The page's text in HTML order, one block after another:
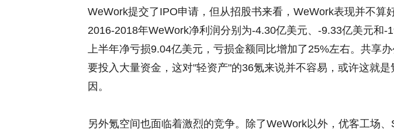
WeWork提交了IPO申请，但从招股书来看，WeWork表现并不算
2016-2018年WeWork净利润分别为-4.30亿美元、-9.33亿美元和-
上半年净亏损9.04亿美元，亏损金额同比增加了25%左右。共享
要投入大量资金，这对"轻资产"的36氪来说并不容易，或许这就
因。
另外氪空间也面临着激烈的竞争。除了WeWork以外，优客工场、